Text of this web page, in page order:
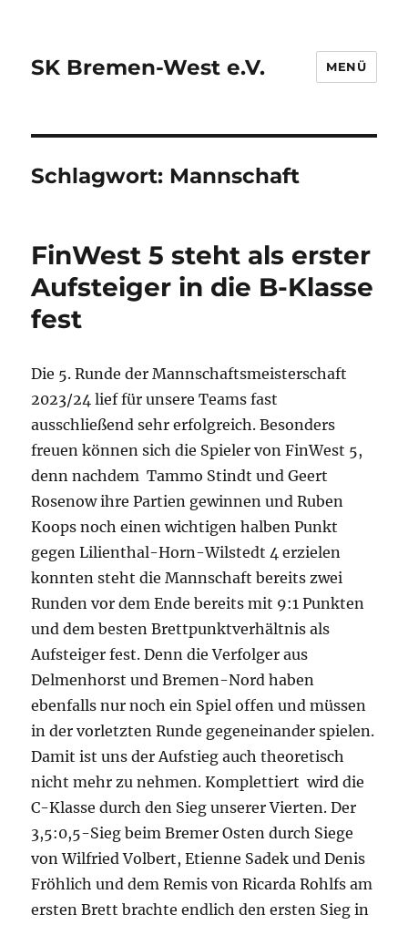
SK Bremen-West e.V. MENÜ
Schlagwort: Mannschaft
FinWest 5 steht als erster
Aufsteiger in die B-Klasse
fest
Die 5. Runde der Mannschaftsmeisterschaft
2023/24 lief für unsere Teams fast
ausschließend sehr erfolgreich. Besonders
freuen können sich die Spieler von FinWest 5,
denn nachdem Tammo Stindt und Geert
Rosenow ihre Partien gewinnen und Ruben
Koops noch einen wichtigen halben Punkt
gegen Lilienthal-Horn-Wilstedt 4 erzielen
konnten steht die Mannschaft bereits zwei
Runden vor dem Ende bereits mit 9:1 Punkten
und dem besten Brettpunktverhältnis als
Aufsteiger fest. Denn die Verfolger aus
Delmenhorst und Bremen-Nord haben
ebenfalls nur noch ein Spiel offen und müssen
in der vorletzten Runde gegeneinander spielen.
Damit ist uns der Aufstieg auch theoretisch
nicht mehr zu nehmen. Komplettiert wird die
C-Klasse durch den Sieg unserer Vierten. Der
3,5:0,5-Sieg beim Bremer Osten durch Siege
von Wilfried Volbert, Etienne Sadek und Denis
Fröhlich und dem Remis von Ricarda Rohlfs am
ersten Brett brachte endlich den ersten Sieg in